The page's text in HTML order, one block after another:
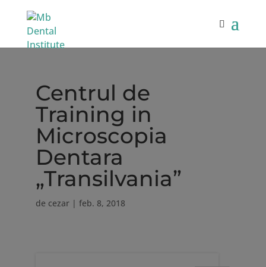
Centrul de
Training in
Microscopia
Dentara
„Transilvania”
de cezar| feb. 8, 2018